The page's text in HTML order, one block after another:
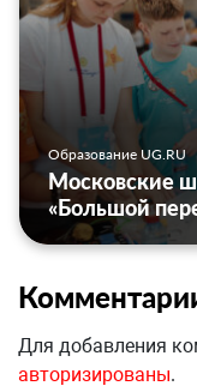
Образование UG.RU
Московские
«Большой
Для добавления
авторизированы.